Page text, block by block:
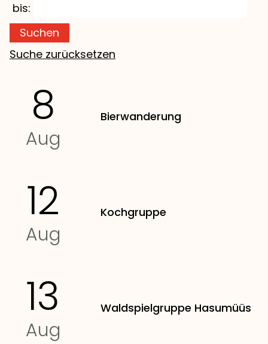
bis:
Suchen
Suche zurücksetzen
8
Aug
Bierwanderung
12
Aug
Kochgruppe
13
Aug
Waldspielgruppe Hasumüüs